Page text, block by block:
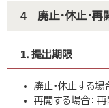
4 廃止・休止・再
1．提出期限
廃止・休止する場
再開する場合：